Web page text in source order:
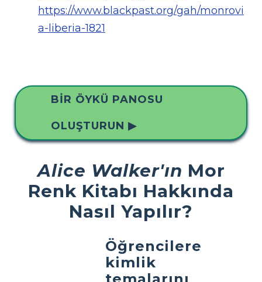
https://www.blackpast.org/gah/monrovi
a-liberia-1821
BIR ÖYKÜ PANOSU
OLUŞTURUN ▶
Alice Walker'ın Mor
Renk Kitabı Hakkında
Nasıl Yapılır?
Öğrencilere
kimlik